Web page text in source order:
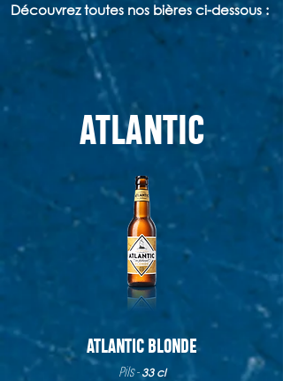
Découvrez toutes nos bières ci-dessous :
ATLANTIC
ATLANTIC BLONDE
Pils -33 cl